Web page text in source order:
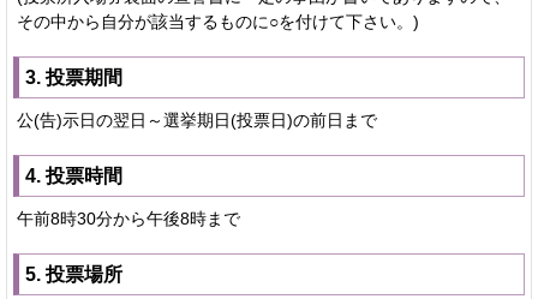
その中から自分が該当するものに○を付けて下さい。)
3. 投票期間
公(告)示日の翌日～選挙期日(投票日)の前日まで
4. 投票時間
午前8時30分から午後8時まで
5. 投票場所